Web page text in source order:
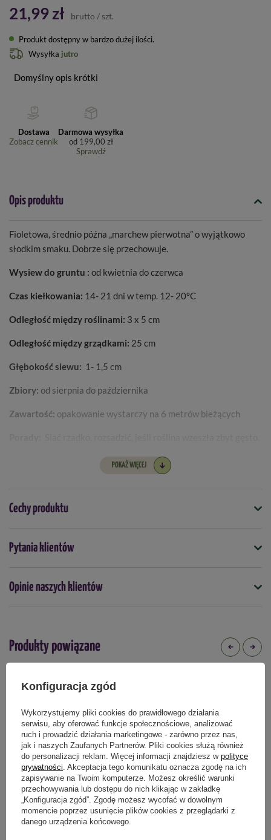
21,99 zł brutto / szt.
Produkt dostępny w bardzo dużej ilości
Wysyłka jutro
Domyślny opis krótki
Dostawa
Zobacz cennik
Darmowa wysyłka
od 199,00 zł
Sprawdź
Opis produktu
Fioletowa, średnio późna „marchew pierwotna” o wyjątkowo
słodkim smaku. Dobrze się przechowuje.
Wysiew do gruntu : od kwietnia do czerwca
Czas kiełkowania: 14- 21 dni w temp. 12- 20°C
Odległość między roślinami: 3 x 5 cm
Odległość między grządkami: 25 cm
Głębokość siewu: 1- 1,5 cm
Zbiory: od sierpnia do października
Zawartość: opakowanie wystarczy na 6 metrów bieżących
POKAŻ WIĘCEJ
Cechy produktu
Symbol
4000159083905
nie
Podmiot odpowiedzialny za ten produkt na terenie UE Więcej
Pytania klientów
Opinie naszych klientów
Produkty powiązane
Pomidor koktajlowy 'Crokini' F1 -
Nasiona Otoczkowane - Kiepenkerl
Rzeżucha Kresse - nasiona na
Konfiguracja zgód
Wykorzystujemy pliki cookies do prawidłowego działania
serwisu, aby oferować funkcje społecznościowe, analizować
ruch i prowadzić działania marketingowe - zarówno przez nas,
jak i naszych Zaufanych Partnerów. Pliki cookies służą również
do personalizacji reklam. Więcej informacji znajdziesz w polityce
prywatności . Akceptacja tego komunikatu oznacza zgodę na ich
zapisywanie na Twoim komputerze. Możesz określić warunki
przechowywania lub dostępu do nich klikając w zakładkę
„Konfiguracja zgód”. Zgodę możesz wycofać w dowolnym
momencie poprzez usunięcie plików cookies z przeglądarki z
danego urządzenia końcowego.